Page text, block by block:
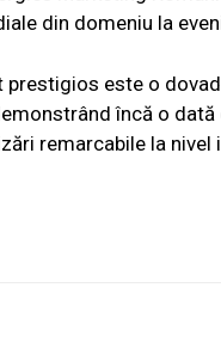
din domeniu la
este o
încă o
remarcabile la nivel